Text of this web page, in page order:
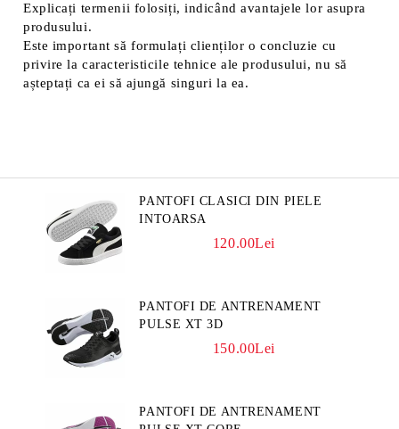
Explicați termenii folosiți, indicând avantajele lor asupra
produsului.
Este important să formulați clienților o concluzie cu
privire la caracteristicile tehnice ale produsului, nu să
așteptați ca ei să ajungă singuri la ea.
PANTOFI CLASICI DIN PIELE
INTOARSA
120.00Lei
PANTOFI DE ANTRENAMENT
PULSE XT 3D
150.00Lei
PANTOFI DE ANTRENAMENT